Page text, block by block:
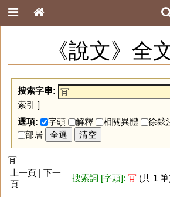
《說文》全
搜索字串:
索引 ]
選項:
字頭 解釋 相關異體 徐鉉
部居
全選 清空
肎
上一頁 | 下一
頁
搜索詞 [字頭]: 肎(共 1 筆